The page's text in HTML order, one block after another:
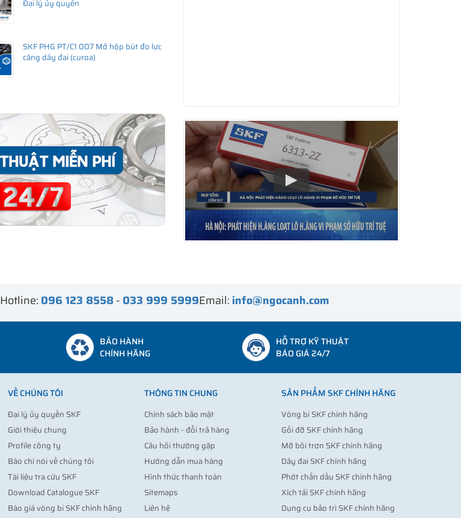
Đại lý ủy quyền
SKF PHG PT/C1 007 Mở hộp bút đo lực
căng dây đai (curoa)
Hotline: 096 123 8558- 033 999 5999Email: info@ngocanh.com
BẢO HÀNH
CHÍNH HÃNG
HỖ TRỢ KỸ THUẬT
BÁO GIÁ 24/7
VỀ CHÚNG TÔI
Đại lý ủy quyền SKF
Giới thiệu chung
Profile công ty
Báo chí nói về chúng tôi
Tài liệu tra cứu SKF
Download Catalogue SKF
Báo giá vòng bi SKF chính hãng
THÔNG TIN CHUNG
Chính sách bảo mật
Bảo hành - đổi trả hàng
Câu hỏi thường gặp
Hướng dẫn mua hàng
Hình thức thanh toán
Sitemaps
Liên hệ
SẢN PHẨM SKF CHÍNH HÃNG
Vòng bi SKF chính hãng
Gối đỡ SKF chính hãng
Mỡ bôi trơn SKF chính hãng
Dây đai SKF chính hãng
Phớt chắn dầu SKF chính hãng
Xích tải SKF chính hãng
Dụng cụ bảo trì SKF chính hãng